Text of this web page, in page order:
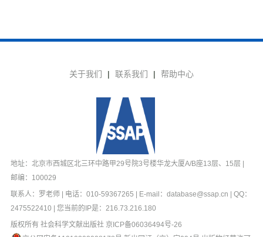
关于我们 | 联系我们 | 帮助中心
地址：北京市西城区北三环中路甲29号院3号楼华龙大厦A/B座13层、15层 |
邮编：100029
联系人：罗老师 | 电话：010-59367265 | E-mail：database@ssap.cn | QQ：
2475522410 | 您当前的IP是： 216.73.216.180
版权所有 社会科学文献出版社 京ICP备06036494号-26